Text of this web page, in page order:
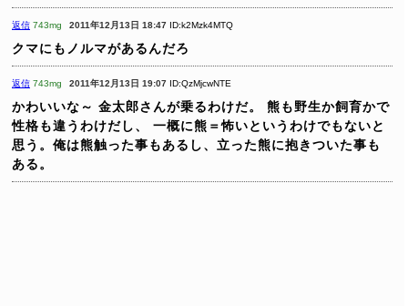
返信 743mg 2011年12月13日 18:47 ID:k2Mzk4MTQ
クマにもノルマがあるんだろ
返信 743mg 2011年12月13日 19:07 ID:QzMjcwNTE
かわいいな～ 金太郎さんが乗るわけだ。
熊も野生か飼育かで
性格も違うわけだし、
一概に熊＝怖いというわけでもないと
思う。俺は熊触った事もあるし、立った熊に抱きついた事も
ある。